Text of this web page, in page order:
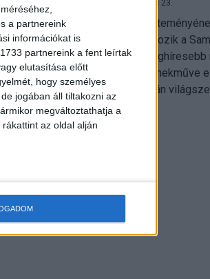
a partnereink
információkat is
partnereink a fent leírtak
elutasítása előtt
hogy személyes
jogában áll tiltakozni az
megváltoztathatja a
az oldal alján
Digital Center 2026. július 23.
A párizsi Louvre
most először csatlakozik a
Ezzel a világ egyik leghíresebb
összesen már 51 remekműve
Electronics platformján
Leonardo...